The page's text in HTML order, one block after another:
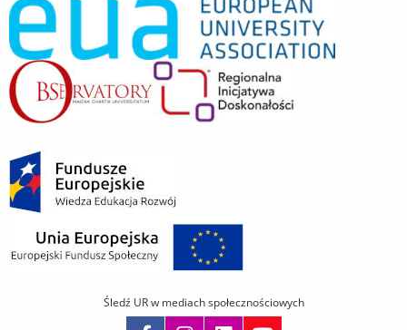
Śledź UR w mediach społecznościowych